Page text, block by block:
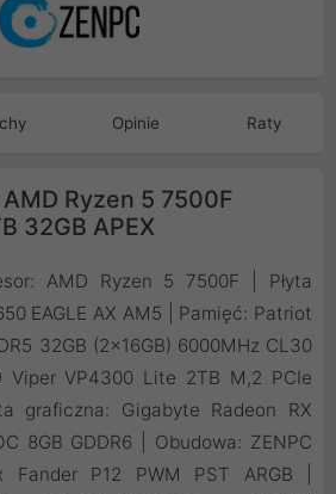
Opinie Raty
Ryzen 5 7500F
32GB APEX
AMD Ryzen 5 7500F | Płyta
EAGLE AX AM5 | Pamięć: Patriot
32GB (2x16GB) 6000MHz CL30
Viper VP4300 Lite 2TB M,2 PCIe
graficzna: Gigabyte Radeon RX
8GB GDDR6 | Obudowa: ZENPC
P12 PWM PST ARGB |